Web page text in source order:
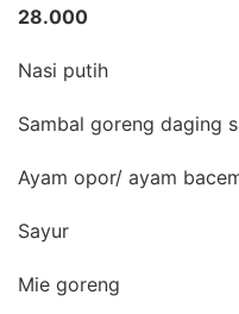
28.000
Nasi putih
Sambal goreng daging
Ayam opor/ ayam
Sayur
Mie goreng